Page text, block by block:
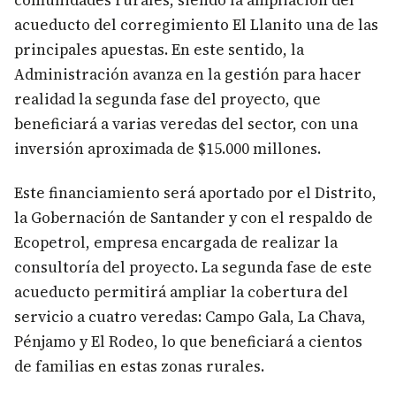
acueducto del corregimiento El Llanito una de las
principales apuestas. En este sentido, la
Administración avanza en la gestión para hacer
realidad la segunda fase del proyecto, que
beneficiará a varias veredas del sector, con una
inversión aproximada de $15.000 millones.
Este financiamiento será aportado por el Distrito,
la Gobernación de Santander y con el respaldo de
Ecopetrol, empresa encargada de realizar la
consultoría del proyecto. La segunda fase de este
acueducto permitirá ampliar la cobertura del
servicio a cuatro veredas: Campo Gala, La Chava,
Pénjamo y El Rodeo, lo que beneficiará a cientos
de familias en estas zonas rurales.